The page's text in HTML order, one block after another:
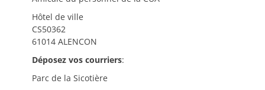
Hôtel de ville
CS50362
61014 ALENCON
Déposez vos courriers:
Parc de la Sicotière